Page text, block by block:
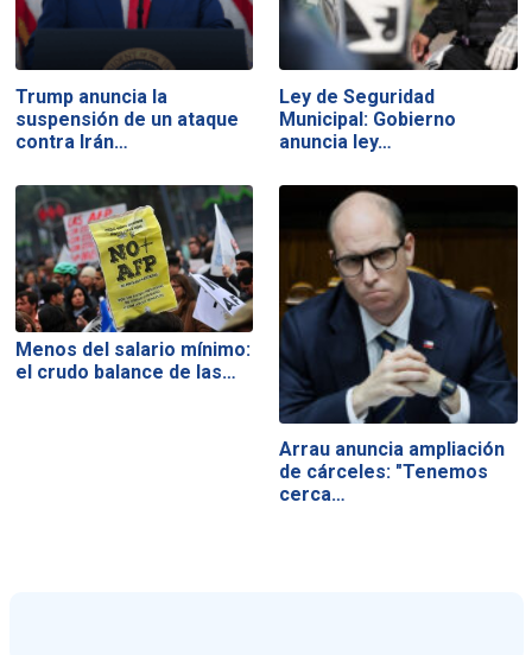
Trump anuncia la
suspensión de un ataque
contra Irán…
Ley de Seguridad
Municipal: Gobierno
anuncia ley…
Menos del salario mínimo:
el crudo balance de las…
Arrau anuncia ampliación
de cárceles: "Tenemos
cerca…